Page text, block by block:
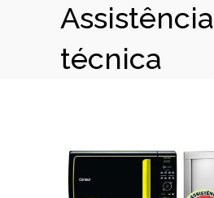
Assistência
técnica
Consul,